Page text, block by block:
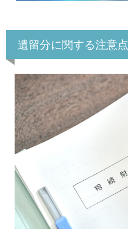
遺留分に関する注意点